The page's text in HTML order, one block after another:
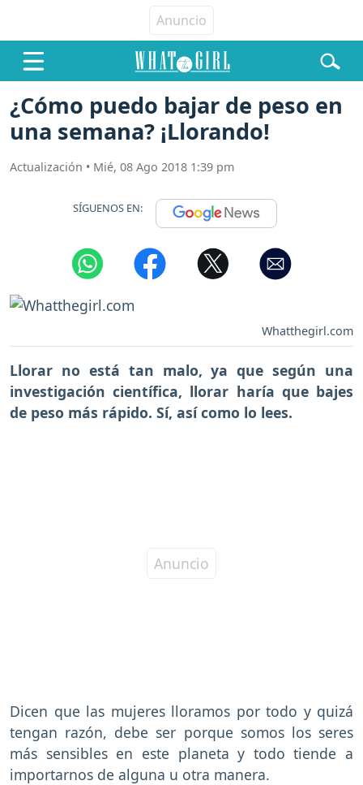
¿Cómo puedo bajar de peso en
una semana? ¡Llorando!
Actualización • Mié, 08 Ago 2018 1:39 pm
SÍGUENOS EN:
Whatthegirl.com
Llorar no está tan malo, ya que según una
investigación científica, llorar haría que bajes
de peso más rápido. Sí, así como lo lees.
Dicen que las mujeres lloramos por todo y quizá
tengan razón, debe ser porque somos los seres
más sensibles en este planeta y todo tiende a
importarnos de alguna u otra manera.